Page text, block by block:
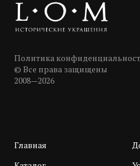
Политика
© Все права защищены
2008—2026
Главная